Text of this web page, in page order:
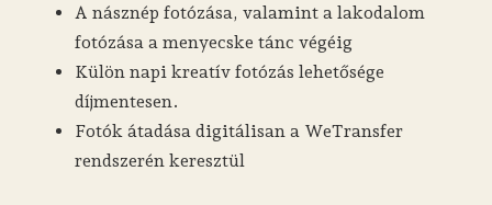
A násznép fotózása, valamint a lakodalom
fotózása a menyecske tánc végéig
Külön napi kreatív fotózás lehetősége
díjmentesen.
Fotók átadása digitálisan a WeTransfer
rendszerén keresztül